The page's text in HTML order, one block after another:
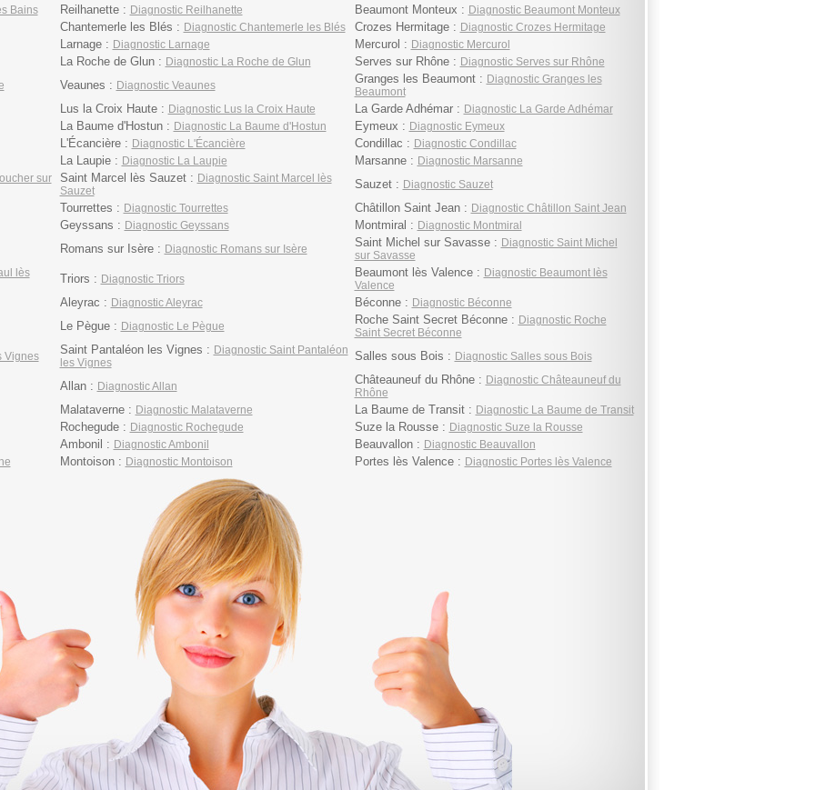
Bains
Reilhanette : Diagnostic Reilhanette Beaumont Monteux : Diagnostic Beaumont Monteux
Chantemerle les Blés : Diagnostic Chantemerle les Blés Crozes Hermitage : Diagnostic Crozes Hermitage
Larnage : Diagnostic Larnage Mercurol : Diagnostic Mercurol
La Roche de Glun : Diagnostic La Roche de Glun Serves sur Rhône : Diagnostic Serves sur Rhône
Veaunes : Diagnostic Veaunes Granges les Beaumont : Diagnostic Granges les
Beaumont
Lus la Croix Haute : Diagnostic Lus la Croix Haute La Garde Adhémar : Diagnostic La Garde Adhémar
La Baume d'Hostun : Diagnostic La Baume d'Hostun Eymeux : Diagnostic Eymeux
L'Écancière : Diagnostic L'Écancière Condillac : Diagnostic Condillac
La Laupie : Diagnostic La Laupie Marsanne : Diagnostic Marsanne
sur
Saint Marcel lès Sauzet : Diagnostic Saint Marcel lès
Sauzet
Sauzet : Diagnostic Sauzet
Tourrettes : Diagnostic Tourrettes Châtillon Saint Jean : Diagnostic Châtillon Saint Jean
Geyssans : Diagnostic Geyssans Montmiral : Diagnostic Montmiral
Romans sur Isère : Diagnostic Romans sur Isère Saint Michel sur Savasse : Diagnostic Saint Michel
sur Savasse
lès
Triors : Diagnostic Triors Beaumont lès Valence : Diagnostic Beaumont lès
Valence
Aleyrac : Diagnostic Aleyrac Béconne : Diagnostic Béconne
Le Pègue : Diagnostic Le Pègue Roche Saint Secret Béconne : Diagnostic Roche
Saint Secret Béconne
Vignes
Saint Pantaléon les Vignes : Diagnostic Saint Pantaléon
les Vignes
Salles sous Bois : Diagnostic Salles sous Bois
Allan : Diagnostic Allan Châteauneuf du Rhône : Diagnostic Châteauneuf du
Rhône
Malataverne : Diagnostic Malataverne La Baume de Transit : Diagnostic La Baume de Transit
Rochegude : Diagnostic Rochegude Suze la Rousse : Diagnostic Suze la Rousse
Ambonil : Diagnostic Ambonil Beauvallon : Diagnostic Beauvallon
Montoison : Diagnostic Montoison Portes lès Valence : Diagnostic Portes lès Valence